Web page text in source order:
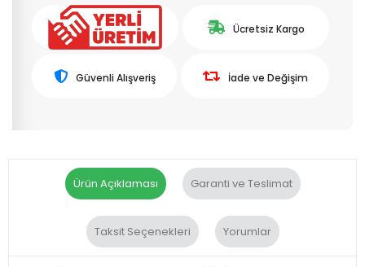
Ücretsiz Kargo
Güvenli Alışveriş İade ve Değişim
Ürün Açıklaması Garanti ve Teslimat
Taksit Seçenekleri Yorumlar